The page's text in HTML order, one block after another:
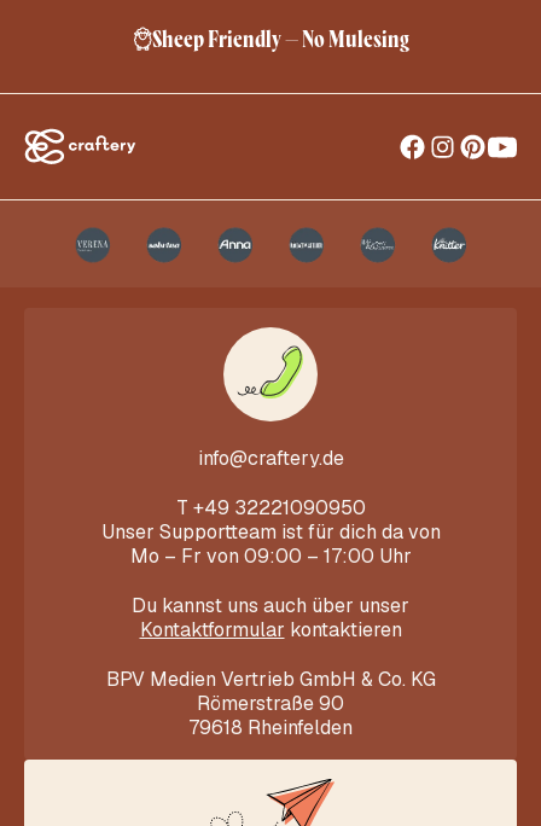
Sheep Friendly – No Mulesing
info@craftery.de
T +49 32221090950
Unser Supportteam ist für dich da von
Mo – Fr von 09:00 – 17:00 Uhr
Du kannst uns auch über unser
Kontaktformular kontaktieren
BPV Medien Vertrieb GmbH & Co. KG
Römerstraße 90
79618 Rheinfelden